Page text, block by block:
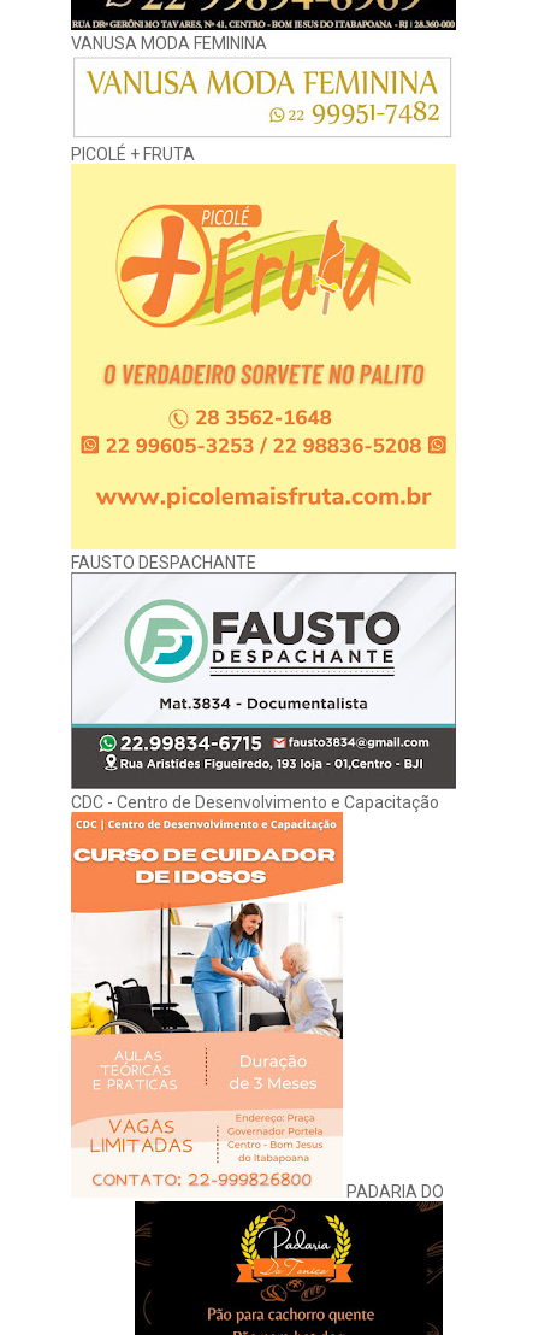
VANUSA MODA FEMININA
PICOLÉ + FRUTA
FAUSTO DESPACHANTE
CDC - Centro de Desenvolvimento e Capacitação
PADARIA DO